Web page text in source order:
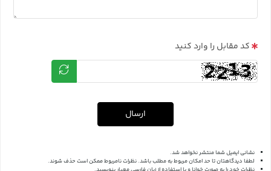
کد مقابل را وارد کنید
ارسال
نشانی ایمیل شما منتشر نخواهد شد.
لطفا دیدگاهتان تا حد امکان مربوط به مطلب باشد. نظرات نامربوط ممکن است حذف شوند.